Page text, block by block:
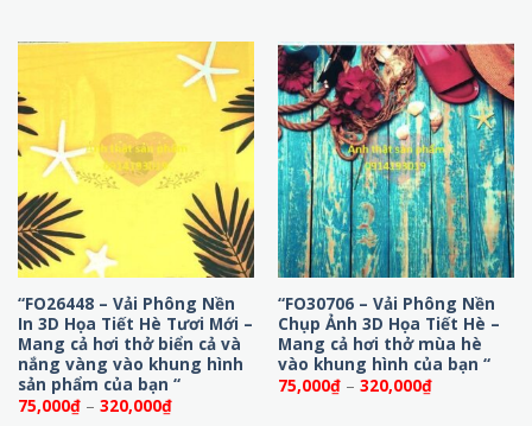
“FO26448 – Vải Phông Nền
In 3D Họa Tiết Hè Tươi Mới –
Mang cả hơi thở biển cả và
nắng vàng vào khung hình
sản phẩm của bạn “
75,000₫ – 320,000₫Khoảng
giá:
“FO30706 – Vải Phông Nền
Chụp Ảnh 3D Họa Tiết Hè –
Mang cả hơi thở mùa hè
vào khung hình của bạn “
75,000₫ – 320,000₫Khoảng
giá: